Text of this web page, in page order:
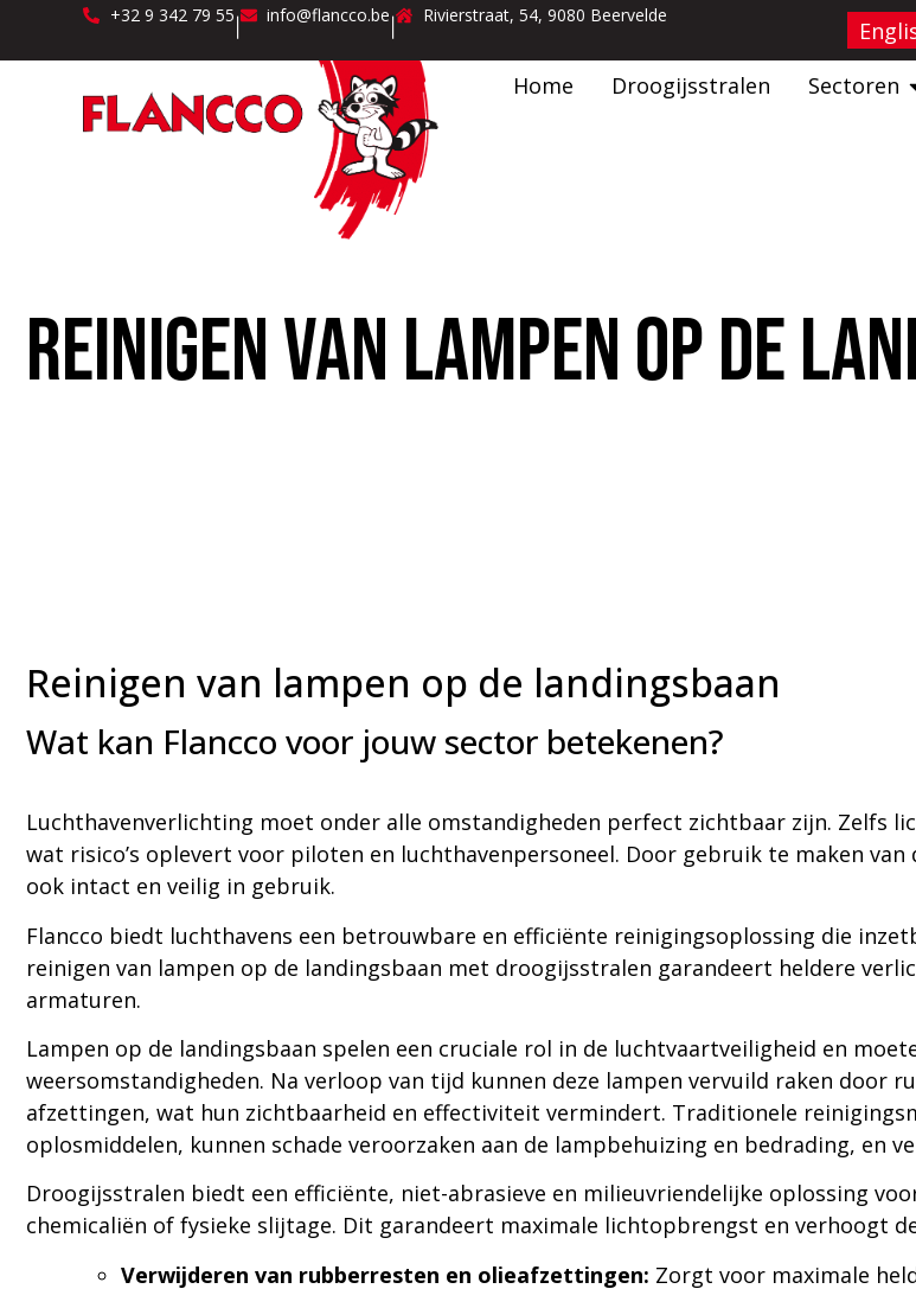
+32 9 342 79 55 info@flancco.be Rivierstraat, 54, 9080 Beervelde
Home
Droogijsstralen Sectoren
Reinigen van lampen op de
Reinigen van lampen op de landingsbaan
Wat kan Flancco voor jouw sector betekenen?
Luchthavenverlichting moet onder alle omstandigheden perfect zichtbaar zijn. Zelfs
wat risico’s oplevert voor piloten en luchthavenpersoneel. Door gebruik te maken
ook intact en veilig in gebruik.
Flancco biedt luchthavens een betrouwbare en efficiënte reinigingsoplossing die
reinigen van lampen op de landingsbaan met droogijsstralen garandeert heldere
armaturen.
Lampen op de landingsbaan spelen een cruciale rol in de luchtvaartveiligheid en
weersomstandigheden. Na verloop van tijd kunnen deze lampen vervuild raken door
afzettingen, wat hun zichtbaarheid en effectiviteit vermindert. Traditionele
oplosmiddelen, kunnen schade veroorzaken aan de lampbehuizing en bedrading, en
Droogijsstralen biedt een efficiënte, niet-abrasieve en milieuvriendelijke oplossing
chemicaliën of fysieke slijtage. Dit garandeert maximale lichtopbrengst en verhoogt
Verwijderen van rubberresten en olieafzettingen: Zorgt voor maximale